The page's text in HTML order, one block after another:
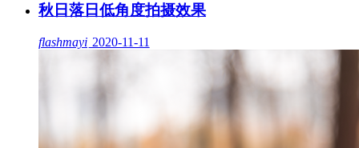
秋日落日低角度拍摄效果
flashmayi 2020-11-11